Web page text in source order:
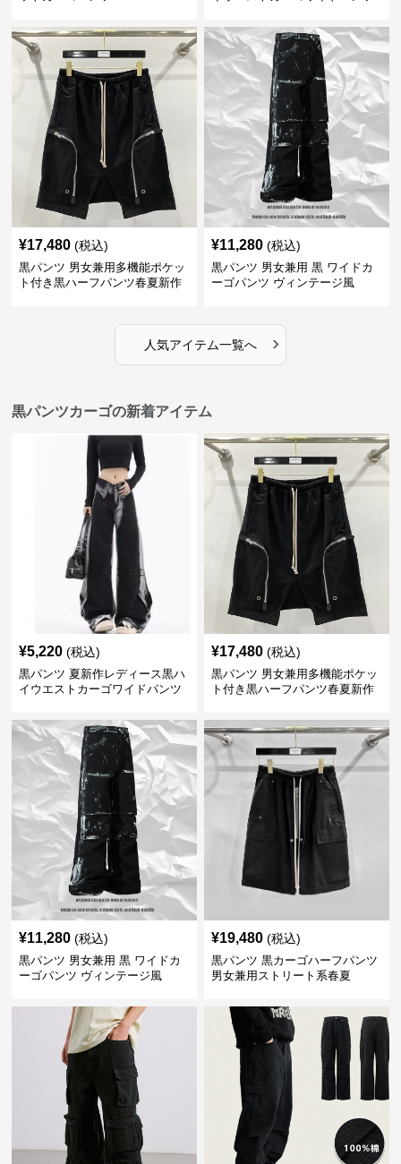
¥17,480 (税込)
黒パンツ 男女兼用多機能ポケッ
ト付き黒ハーフパンツ春夏新作
¥11,280 (税込)
黒パンツ 男女兼用 黒 ワイドカ
ーゴパンツ ヴィンテージ風
人気アイテム一覧へ ›
黒パンツカーゴの新着アイテム
¥5,220 (税込)
黒パンツ 夏新作レディース黒ハ
イウエストカーゴワイドパンツ
¥17,480 (税込)
黒パンツ 男女兼用多機能ポケッ
ト付き黒ハーフパンツ春夏新作
¥11,280 (税込)
黒パンツ 男女兼用 黒 ワイドカ
ーゴパンツ ヴィンテージ風
¥19,480 (税込)
黒パンツ 黒カーゴハーフパンツ
男女兼用ストリート系春夏